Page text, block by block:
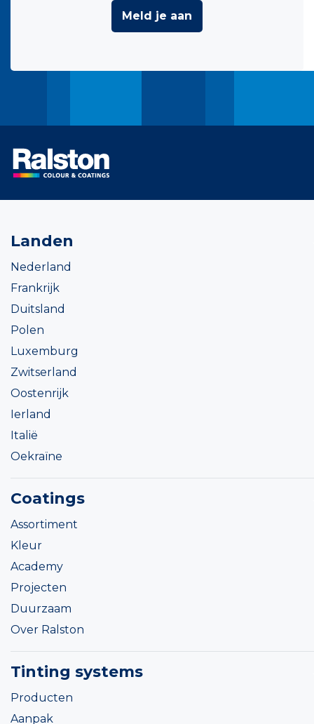
Meld je aan
Landen
Nederland
Frankrijk
Duitsland
Polen
Luxemburg
Zwitserland
Oostenrijk
Ierland
Italië
Oekraïne
Coatings
Assortiment
Kleur
Academy
Projecten
Duurzaam
Over Ralston
Tinting systems
Producten
Aanpak